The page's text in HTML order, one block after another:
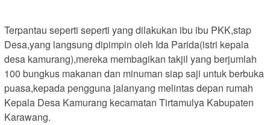
Terpantau seperti seperti yang dilakukan ibu ibu PKK,stap
Desa,yang langsung dipimpin oleh Ida Parida(istri kepala
desa kamurang),mereka membagikan takjil yang berjumlah
100 bungkus makanan dan minuman siap saji untuk berbuka
puasa,kepada pengguna jalanyang melintas depan rumah
Kepala Desa Kamurang kecamatan Tirtamulya Kabupaten
Karawang.